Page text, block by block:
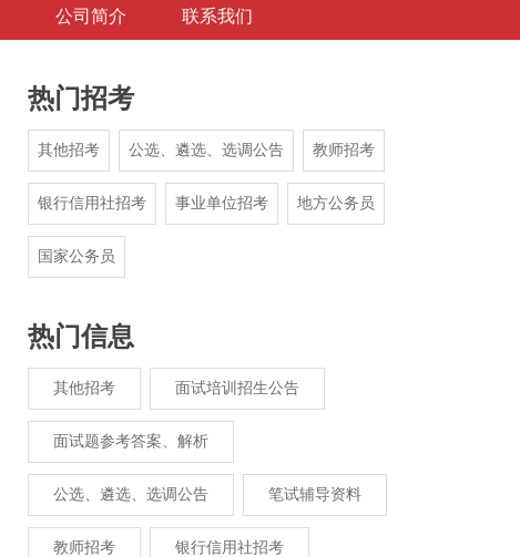
公司简介 联系我们
热门招考
其他招考 公选、遴选、选调公告 教师招考
银行信用社招考 事业单位招考 地方公务员
国家公务员
热门信息
其他招考 面试培训招生公告
面试题参考答案、解析
公选、遴选、选调公告 笔试辅导资料
教师招考 银行信用社招考